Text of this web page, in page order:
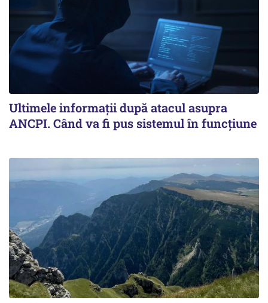
Ultimele informații după atacul asupra
ANCPI. Când va fi pus sistemul în funcțiune